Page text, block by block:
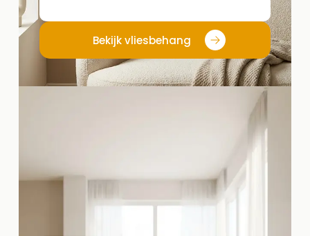
Bekijk vliesbehang